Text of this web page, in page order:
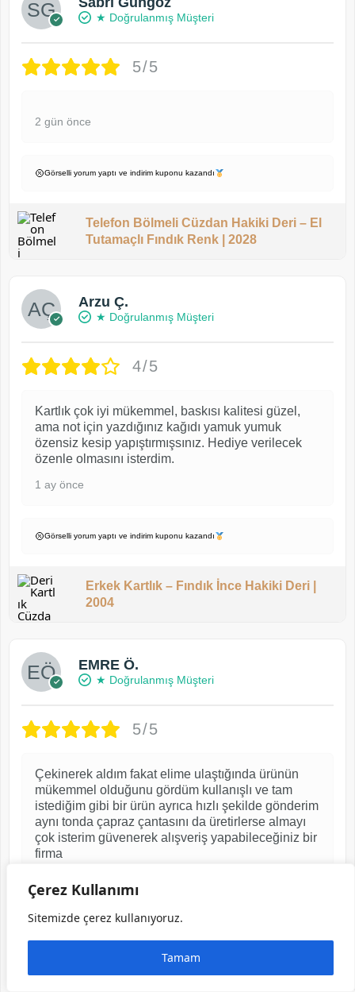
Çerez Kullanımı
Sitemizde çerez kullanıyoruz.
Tamam
★ Doğrulanmış Müşteri
5/5
2 gün önce
Görselli yorum yaptı ve indirim kuponu kazandı
Telefon Bölmeli Cüzdan Hakiki Deri – El
Tutamaçlı Fındık Renk | 2028
Arzu Ç.
★ Doğrulanmış Müşteri
4/5
Kartlık çok iyi mükemmel, baskısı kalitesi güzel,
ama not için yazdığınız kağıdı yamuk yumuk
özensiz kesip yapıştırmışsınız. Hediye verilecek
özenle olmasını isterdim.
1 ay önce
Görselli yorum yaptı ve indirim kuponu kazandı
Erkek Kartlık – Fındık İnce Hakiki Deri |
2004
EMRE Ö.
★ Doğrulanmış Müşteri
5/5
Çekinerek aldım fakat elime ulaştığında ürünün
mükemmel olduğunu gördüm kullanışlı ve tam
istediğim gibi bir ürün ayrıca hızlı şekilde gönderim
aynı tonda çapraz çantasını da üretirlerse almayı
çok isterim güvenerek alışveriş yapabileceğiniz bir
firma